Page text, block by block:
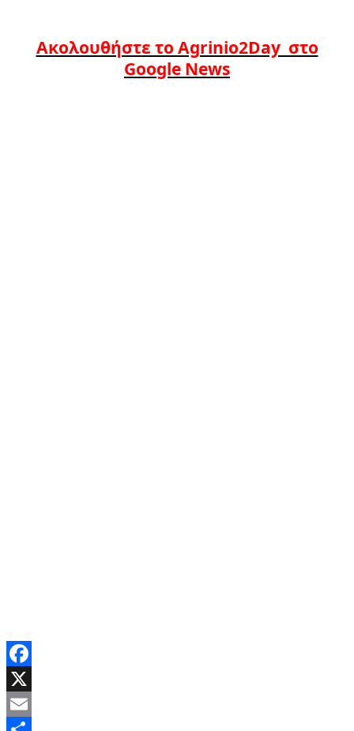
Ακολουθήστε το Agrinio2Day στο
Google News
Facebook
X